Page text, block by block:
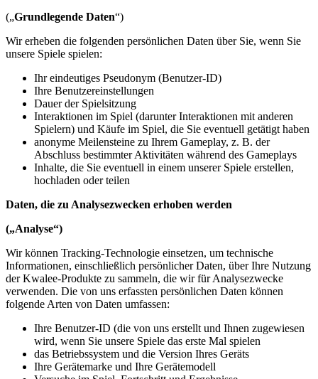
(„Grundlegende Daten“)
Wir erheben die folgenden persönlichen Daten über Sie, wenn Sie
unsere Spiele spielen:
Ihr eindeutiges Pseudonym (Benutzer-ID)
Ihre Benutzereinstellungen
Dauer der Spielsitzung
Interaktionen im Spiel (darunter Interaktionen mit anderen
Spielern) und Käufe im Spiel, die Sie eventuell getätigt haben
anonyme Meilensteine zu Ihrem Gameplay, z. B. der
Abschluss bestimmter Aktivitäten während des Gameplays
Inhalte, die Sie eventuell in einem unserer Spiele erstellen,
hochladen oder teilen
Daten, die zu Analysezwecken erhoben werden
(„Analyse“)
Wir können Tracking-Technologie einsetzen, um technische
Informationen, einschließlich persönlicher Daten, über Ihre Nutzung
der Kwalee-Produkte zu sammeln, die wir für Analysezwecke
verwenden. Die von uns erfassten persönlichen Daten können
folgende Arten von Daten umfassen:
Ihre Benutzer-ID (die von uns erstellt und Ihnen zugewiesen
wird, wenn Sie unsere Spiele das erste Mal spielen
das Betriebssystem und die Version Ihres Geräts
Ihre Gerätemarke und Ihre Gerätemodell